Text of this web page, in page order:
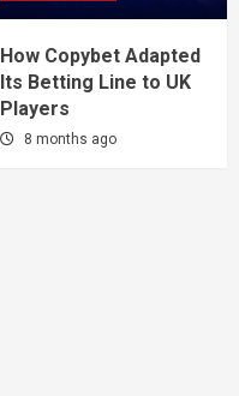
How Copybet Adapted
Its Betting Line to UK
Players
8 months ago